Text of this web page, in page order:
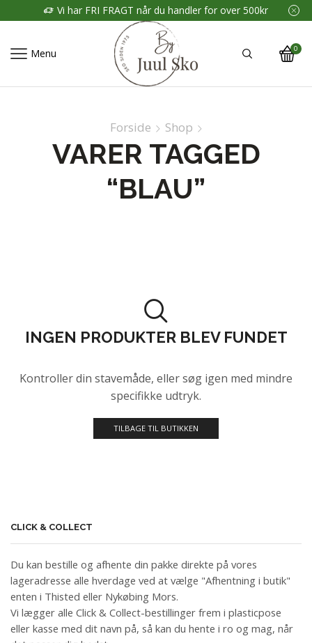
Vi har FRI FRAGT når du handler for over 500kr
Menu 0
Forside Shop
VARER TAGGED
“BLAU”
INGEN PRODUKTER BLEV FUNDET
Kontroller din stavemåde, eller søg igen med mindre
specifikke udtryk.
TILBAGE TIL BUTIKKEN
CLICK & COLLECT
Du kan bestille og afhente din pakke direkte på vores
lageradresse alle hverdage ved at vælge "Afhentning i butik"
enten i Thisted eller Nykøbing Mors.
Vi lægger alle Click & Collect-bestillinger frem i plasticpose
eller kasse med dit navn på, så kan du hente i ro og mag, når